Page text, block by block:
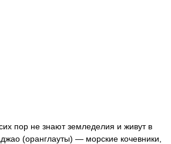
пор не знают земледелия и живут в
(оранглауты) — морские кочевники,